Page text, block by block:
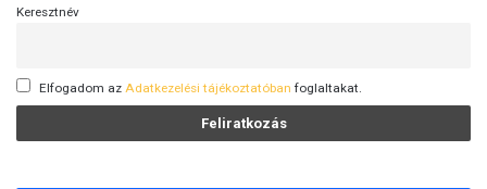
Keresztnév
Elfogadom az Adatkezelési tájékoztatóban foglaltakat.